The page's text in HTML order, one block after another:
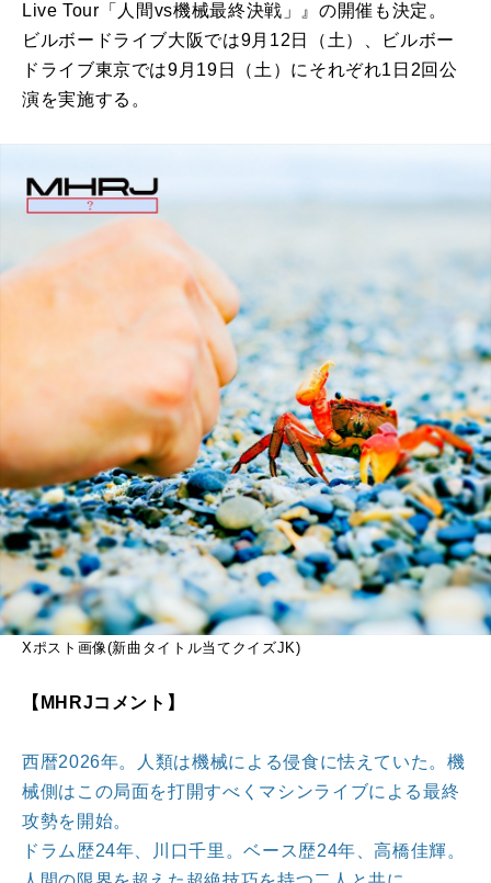
Live Tour「人間vs機械最終決戦」』の開催も決定。
ビルボードライブ大阪では9月12日（土）、ビルボー
ドライブ東京では9月19日（土）にそれぞれ1日2回公
演を実施する。
Xポスト画像(新曲タイトル当てクイズJK)
【MHRJコメント】
西暦2026年。人類は機械による侵食に怯えていた。機
械側はこの局面を打開すべくマシンライブによる最終
攻勢を開始。
ドラム歴24年、川口千里。ベース歴24年、高橋佳輝。